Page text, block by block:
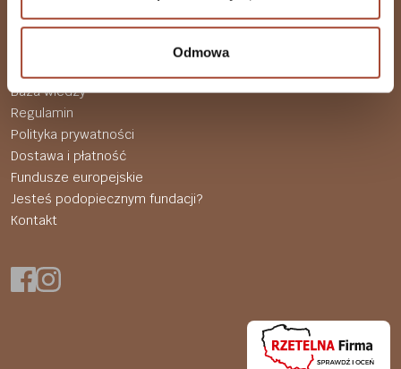
Odmowa
Vouchery
Baza wiedzy
Regulamin
Polityka prywatności
Dostawa i płatność
Fundusze europejskie
Jesteś podopiecznym fundacji?
Kontakt